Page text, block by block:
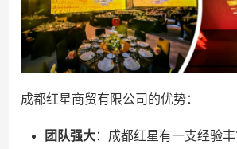
成都红星商贸有限公司的优势：
团队强大：成都红星有一支经验丰